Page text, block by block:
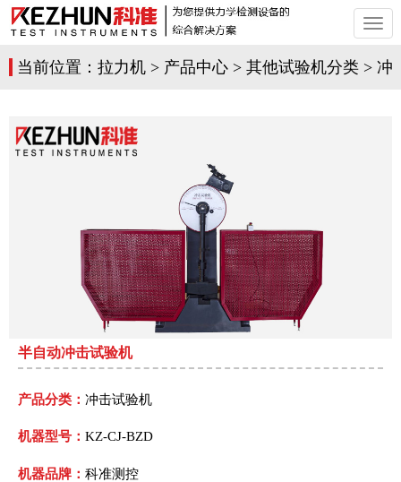
切
换
航
当前位置： 拉力机 > 产品中心 > 其他试验机分类 > 冲
半自动冲击试验机
产品分类： 冲击试验机
机器型号： KZ-CJ-BZD
机器品牌： 科准测控